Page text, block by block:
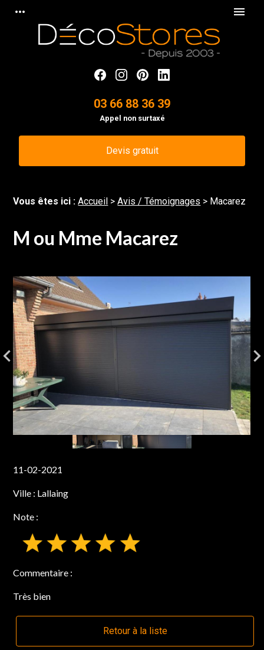
more_horiz menu
03 66 88 36 39
Appel non surtaxé
Devis gratuit
Vous êtes ici :Accueil >Avis / Témoignages > Macarez
M ou Mme Macarez
11-02-2021
Ville : Lallaing
Note :
Commentaire :
Très bien
Retour à la liste